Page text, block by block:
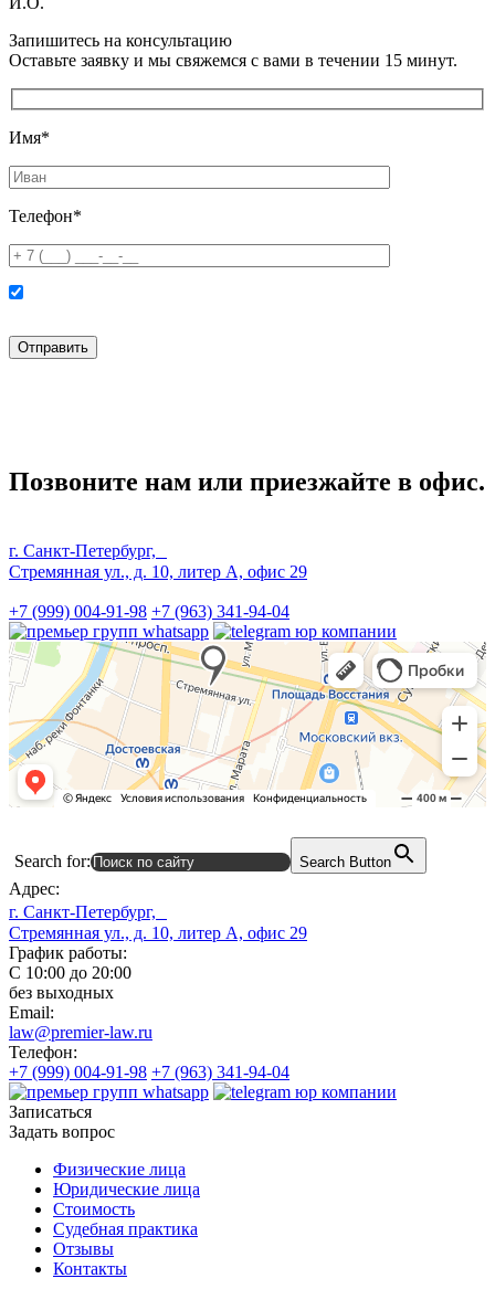
Запишитесь на консультацию
Оставьте заявку и мы свяжемся с вами в течении 15 минут.
Имя*
Телефон*
Позвоните нам или приезжайте в офис.
г. Санкт-Петербург,
Стремянная ул., д. 10, литер А, офис 29
+7 (999) 004-91-98 +7 (963) 341-94-04
Search for: Search Button
Адрес:
г. Санкт-Петербург,
Стремянная ул., д. 10, литер А, офис 29
График работы:
С 10:00 до 20:00
без выходных
Email:
law@premier-law.ru
Телефон:
+7 (999) 004-91-98 +7 (963) 341-94-04
Записаться
Задать вопрос
Физические лица
Юридические лица
Стоимость
Судебная практика
Отзывы
Контакты